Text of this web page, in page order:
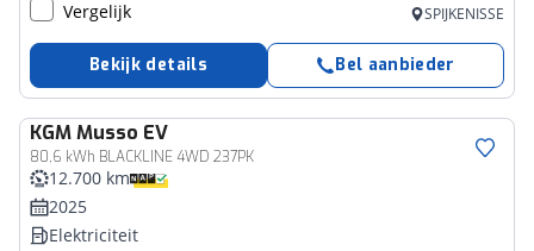
Vergelijk SPIJKENISSE
Bekijk details Bel aanbieder
KGMMusso EV
80,6 kWh BLACKLINE 4WD 237PK
12.700 km
2025
Elektriciteit